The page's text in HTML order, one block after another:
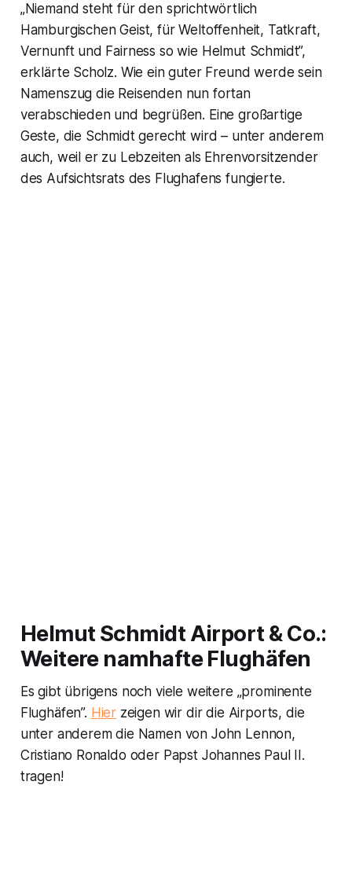
„Niemand steht für den sprichtwörtlich
Hamburgischen Geist, für Weltoffenheit, Tatkraft,
Vernunft und Fairness so wie Helmut Schmidt”,
erklärte Scholz. Wie ein guter Freund werde sein
Namenszug die Reisenden nun fortan
verabschieden und begrüßen. Eine großartige
Geste, die Schmidt gerecht wird – unter anderem
auch, weil er zu Lebzeiten als Ehrenvorsitzender
des Aufsichtsrats des Flughafens fungierte.
Helmut Schmidt Airport & Co.:
Weitere namhafte Flughäfen
Es gibt übrigens noch viele weitere „prominente
Flughäfen”. Hier zeigen wir dir die Airports, die
unter anderem die Namen von John Lennon,
Cristiano Ronaldo oder Papst Johannes Paul II.
tragen!